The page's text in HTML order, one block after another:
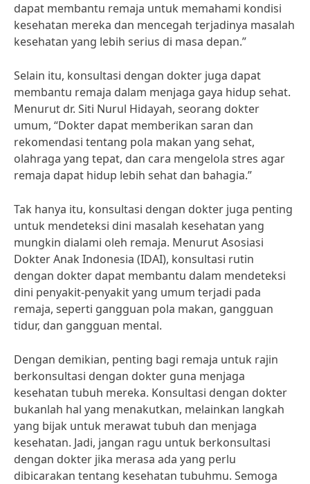
dapat membantu remaja untuk memahami kondisi
kesehatan mereka dan mencegah terjadinya masalah
kesehatan yang lebih serius di masa depan.”
Selain itu, konsultasi dengan dokter juga dapat
membantu remaja dalam menjaga gaya hidup sehat.
Menurut dr. Siti Nurul Hidayah, seorang dokter
umum, “Dokter dapat memberikan saran dan
rekomendasi tentang pola makan yang sehat,
olahraga yang tepat, dan cara mengelola stres agar
remaja dapat hidup lebih sehat dan bahagia.”
Tak hanya itu, konsultasi dengan dokter juga penting
untuk mendeteksi dini masalah kesehatan yang
mungkin dialami oleh remaja. Menurut Asosiasi
Dokter Anak Indonesia (IDAI), konsultasi rutin
dengan dokter dapat membantu dalam mendeteksi
dini penyakit-penyakit yang umum terjadi pada
remaja, seperti gangguan pola makan, gangguan
tidur, dan gangguan mental.
Dengan demikian, penting bagi remaja untuk rajin
berkonsultasi dengan dokter guna menjaga
kesehatan tubuh mereka. Konsultasi dengan dokter
bukanlah hal yang menakutkan, melainkan langkah
yang bijak untuk merawat tubuh dan menjaga
kesehatan. Jadi, jangan ragu untuk berkonsultasi
dengan dokter jika merasa ada yang perlu
dibicarakan tentang kesehatan tubuhmu. Semoga